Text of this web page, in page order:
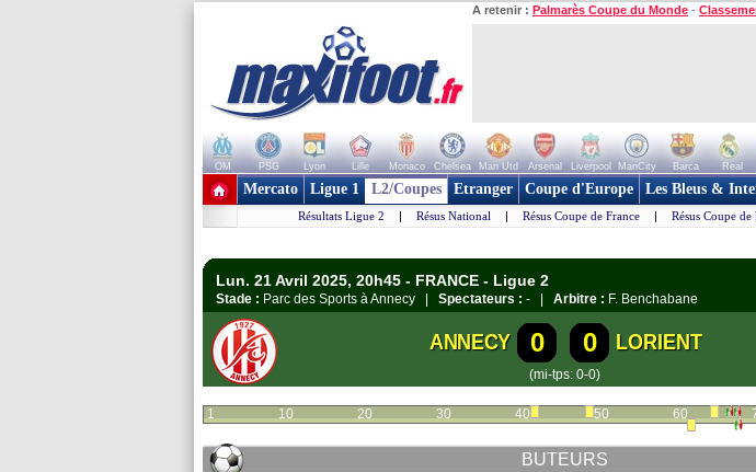
A retenir : Palmarès Coupe du Monde -
OM PSG Lyon Lille Monaco Chelsea Man Utd Arsenal Liverpool ManCity Barca Real
+ de clubs
Mercato Ligue 1 L2/Coupes Etranger Coupe d'Europe Les Bleus &
Résultats Ligue 2 | Résus National | Résus Coupe de France | Résus Coupe
Lun. 21 Avril 2025, 20h45 - FRANCE - Ligue 2
Stade : Parc des Sports à Annecy | Spectateurs : - | Arbitre : F. Benchabane
ANNECY 0 0 LORIENT
(mi-tps: 0-0)
1 10 20 30 40 50 60
BUTEURS